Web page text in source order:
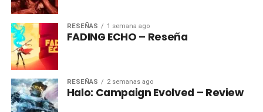
RESEÑAS 1 semana ago
FADING ECHO – Reseña
RESEÑAS 2 semanas ago
Halo: Campaign Evolved – Review